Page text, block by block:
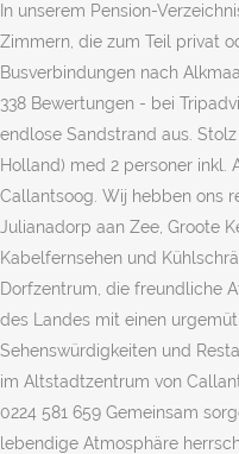
In unserem Pension-
Zimmern, die zum Teil privat
Busverbindungen nach
338 Bewertungen - bei
endlose Sandstrand aus.
Holland) med 2 personer inkl.
Callantsoog. Wij hebben ons
Julianadorp aan Zee, Groote
Kabelfernsehen und
Dorfzentrum, die freundliche
des Landes mit einen
Sehenswürdigkeiten und
im Altstadtzentrum von
0224 581 659 Gemeinsam
lebendige Atmosphäre